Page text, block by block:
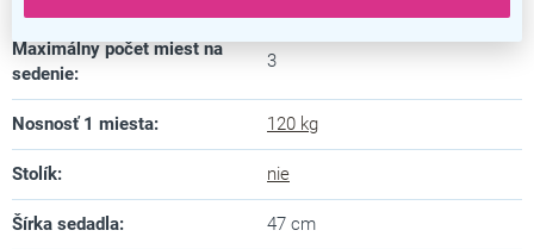
Maximálny počet miest na
sedenie:
3
Nosnosť 1 miesta: 120 kg
Stolík: nie
Šírka sedadla: 47 cm